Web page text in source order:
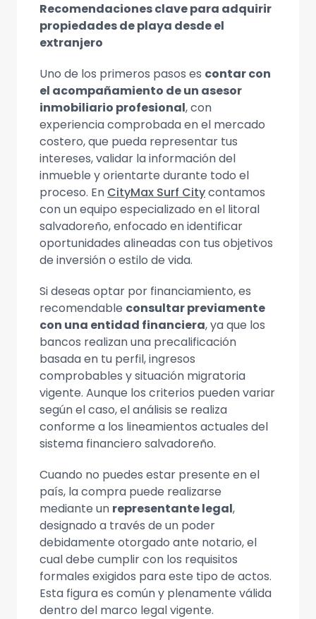
Recomendaciones clave para adquirir
propiedades de playa desde el
extranjero
Uno de los primeros pasos es contar con
el acompañamiento de un asesor
inmobiliario profesional, con
experiencia comprobada en el mercado
costero, que pueda representar tus
intereses, validar la información del
inmueble y orientarte durante todo el
proceso. En CityMax Surf Citycontamos
con un equipo especializado en el litoral
salvadoreño, enfocado en identificar
oportunidades alineadas con tus objetivos
de inversión o estilo de vida.
Si deseas optar por financiamiento, es
recomendable consultar previamente
con una entidad financiera, ya que los
bancos realizan una precalificación
basada en tu perfil, ingresos
comprobables y situación migratoria
vigente. Aunque los criterios pueden variar
según el caso, el análisis se realiza
conforme a los lineamientos actuales del
sistema financiero salvadoreño.
Cuando no puedes estar presente en el
país, la compra puede realizarse
mediante un representante legal,
designado a través de un poder
debidamente otorgado ante notario, el
cual debe cumplir con los requisitos
formales exigidos para este tipo de actos.
Esta figura es común y plenamente válida
dentro del marco legal vigente.